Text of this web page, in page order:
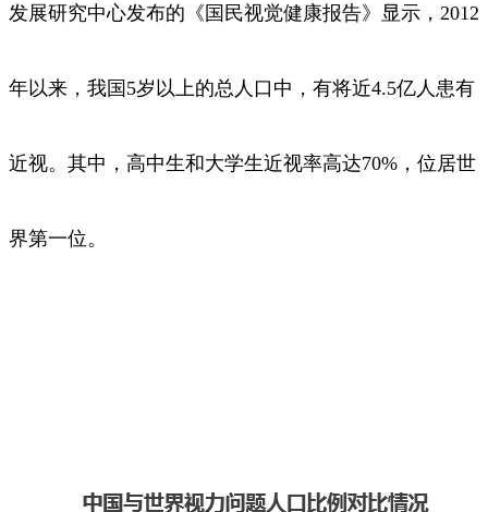
发展研究中心发布的《国民视觉健康报告》显示，2012
年以来，我国5岁以上的总人口中，有将近4.5亿人患有
近视。其中，高中生和大学生近视率高达70%，位居世
界第一位。